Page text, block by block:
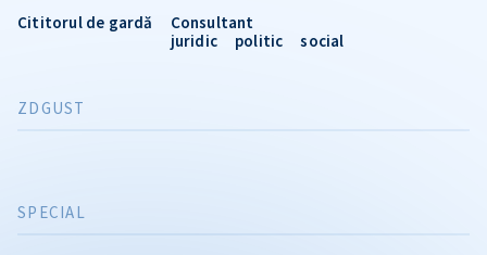
SPECIAL
Cititorul de gardă
Consultant
juridic
politic social
ZDGUST